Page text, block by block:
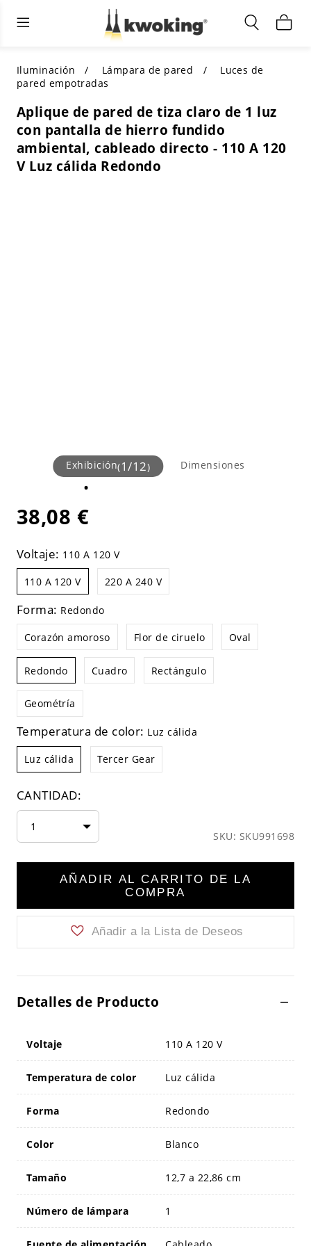
Muebles de sala de estar
TODOS LOS MUEBLES DE SALÓN
SELECCIONES DESTACADAS
COMPRAR POR ESTILO
Iluminación interior
Comprar por categoría
COMPRAR POR ESTILO
Shop by Colors
Iluminación exterior
TODA LA ILUMINACIÓN PARA
OTROS ESPACIOS
COMPRAR POR CATEGORÍA
COMPRAR POR ESTILO
Iluminación Lámpara de pared
Luces de
pared empotradas
Aplique de pared de tiza claro de 1 luz
con pantalla de hierro fundido
ambiental, cableado directo - 110 A 120
V Luz cálida Redondo
Exhibición(1/12) Dimensiones
38,08 €
Voltaje: 110 A 120 V
110 A 120 V 220 A 240 V
Forma: Redondo
Corazón amoroso Flor de ciruelo Oval
Redondo Cuadro Rectángulo
Geométría
Temperatura de color: Luz cálida
Luz cálida Tercer Gear
CANTIDAD:
1
SKU: SKU991698
AÑADIR AL CARRITO DE LA
COMPRA
Añadir a la Lista de Deseos
Detalles de Producto
Voltaje 110 A 120 V
Temperatura de color Luz cálida
Forma Redondo
Color Blanco
Tamaño 12,7 a 22,86 cm
Número de lámpara 1